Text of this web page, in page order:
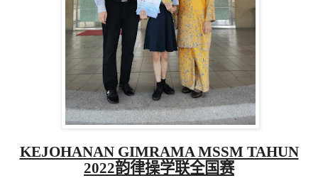
KEJOHANAN GIMRAMA MSSM TAHUN
2022韵律操学联全国赛